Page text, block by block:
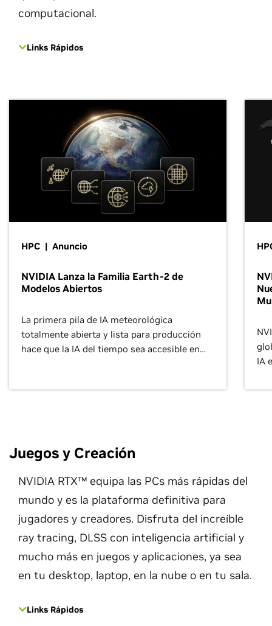
computacional.
Links Rápidos
HPC | Anuncio
NVIDIA Lanza la Familia Earth-2 de
Modelos Abiertos
La primera pila de IA meteorológica
totalmente abierta y lista para producción
hace que la IA del tiempo sea accesible en
IA
Juegos y Creación
NVIDIA RTX™ equipa las PCs más rápidas del
mundo y es la plataforma definitiva para
jugadores y creadores. Disfruta del increíble
ray tracing, DLSS con inteligencia artificial y
mucho más en juegos y aplicaciones, ya sea
en tu desktop, laptop, en la nube o en tu sala.
Links Rápidos